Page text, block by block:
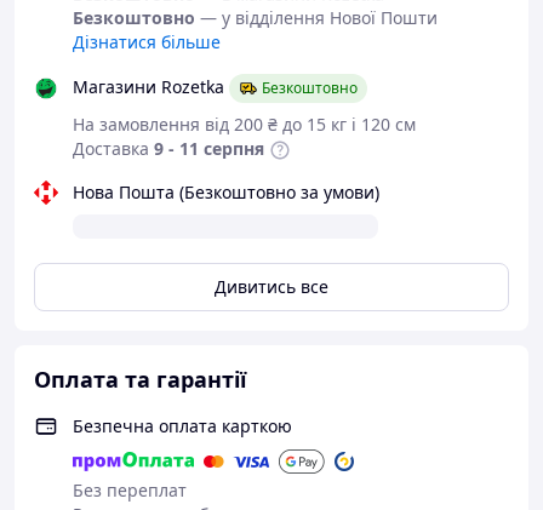
Безкоштовно — у відділення Нової Пошти
Дізнатися більше
Магазини Rozetka
Безкоштовно
На замовлення від 200 ₴ до 15 кг і 120 см
Доставка 9 - 11 серпня
Нова Пошта (Безкоштовно за умови)
Дивитись все
Оплата та гарантії
Безпечна оплата карткою
Без переплат